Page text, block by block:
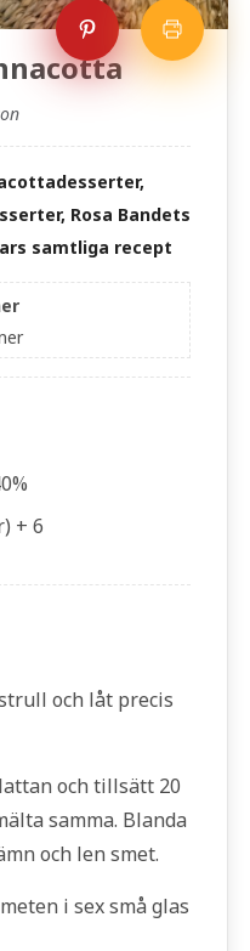
Rosa Bandets
samtliga recept
+ 6
och låt precis
och tillsätt 20
samma. Blanda
och len smet.
i sex små glas